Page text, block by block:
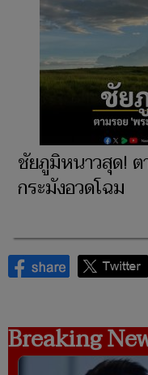
ชัยภูมิหนาวสุด!
กระมังอวดโฉม
Breaking